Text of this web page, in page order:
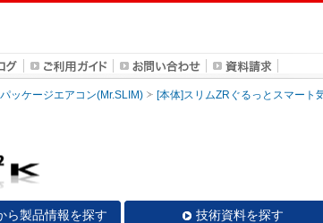
ッケージエアコン(Mr.SLIM)
[本体]スリムZRぐるっとスマート
ら製品情報を探す 技術資料を探す